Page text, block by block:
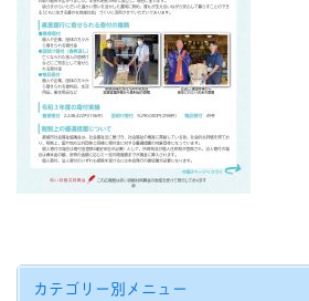
カテゴリー別メニュー